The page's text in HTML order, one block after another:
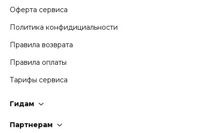
Оферта сервиса
Политика конфидициальности
Правила возврата
Правила оплаты
Тарифы сервиса
Гидам
Партнерам